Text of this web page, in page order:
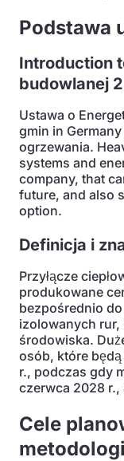
Podstawa
Introduction
budowlanej
Ustawa o
gmin in
ogrzewania.
systems and
company, that
future, and also
option.
Definicja i
Przyłącze
produkowane
bezpośrednio
izolowanych rur,
środowiska.
osób, które
r., podczas gdy
czerwca 2028
Cele